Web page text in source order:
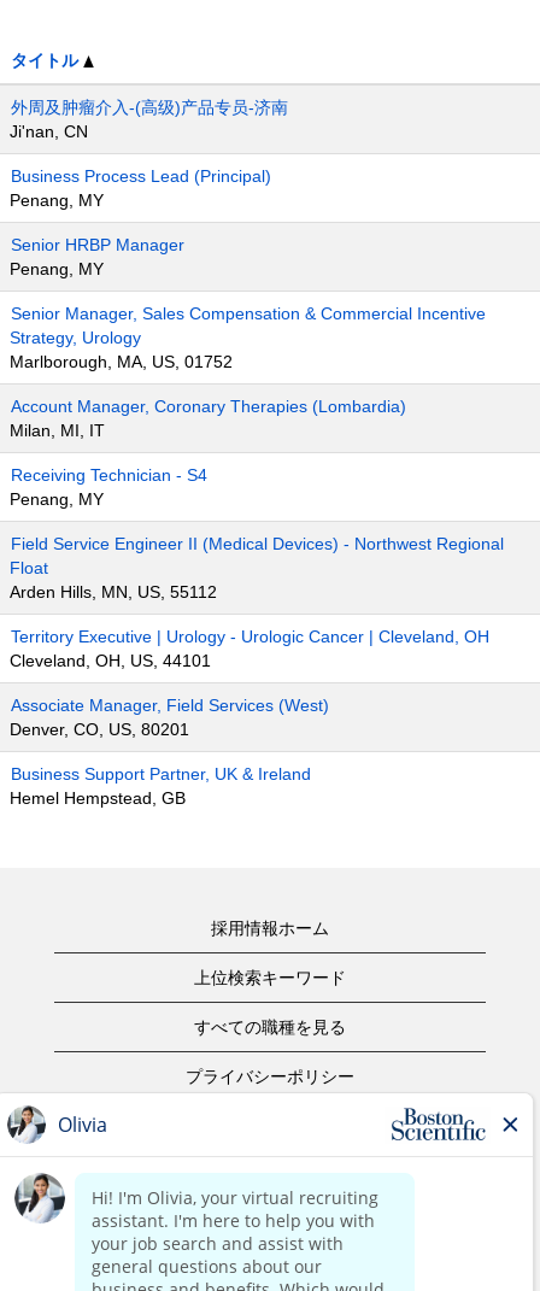
タイトル
外周及肿瘤介入-(高级)产品专员-济南
Ji'nan, CN
Business Process Lead (Principal)
Penang, MY
Senior HRBP Manager
Penang, MY
Senior Manager, Sales Compensation & Commercial Incentive
Strategy, Urology
Marlborough, MA, US, 01752
Account Manager, Coronary Therapies (Lombardia)
Milan, MI, IT
Receiving Technician - S4
Penang, MY
Field Service Engineer II (Medical Devices) - Northwest Regional
Float
Arden Hills, MN, US, 55112
Territory Executive | Urology - Urologic Cancer | Cleveland, OH
Cleveland, OH, US, 44101
Associate Manager, Field Services (West)
Denver, CO, US, 80201
Business Support Partner, UK & Ireland
Hemel Hempstead, GB
採用情報ホーム
上位検索キーワード
すべての職種を見る
プライバシーポリシー
著作権表示
お問合せ
ボストン・サイエンティフィックウェブサイトホーム